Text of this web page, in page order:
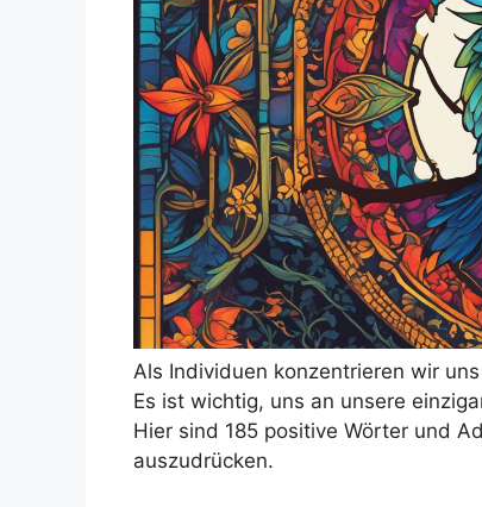
Als Individuen konzentrieren wir
Es ist wichtig, uns an unsere
Hier sind 185 positive Wörter und
auszudrücken.